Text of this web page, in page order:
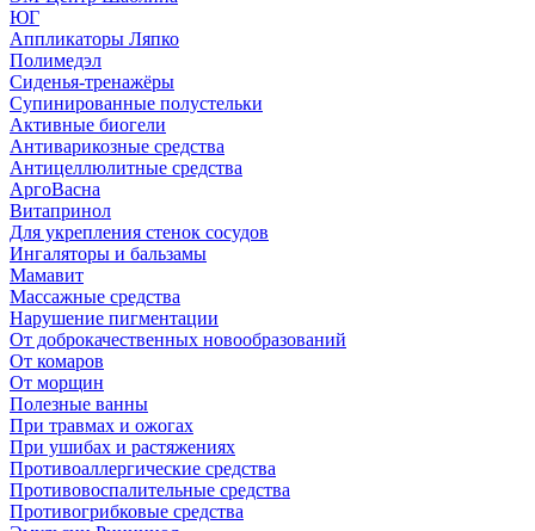
ЮГ
Аппликаторы Ляпко
Полимедэл
Сиденья-тренажёры
Супинированные полустельки
Активные биогели
Антиварикозные средства
Антицеллюлитные средства
АргоВасна
Витапринол
Для укрепления стенок сосудов
Ингаляторы и бальзамы
Мамавит
Массажные средства
Нарушение пигментации
От доброкачественных новообразований
От комаров
От морщин
Полезные ванны
При травмах и ожогах
При ушибах и растяжениях
Противоаллергические средства
Противовоспалительные средства
Противогрибковые средства